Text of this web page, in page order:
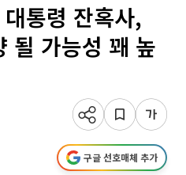
통령 잔혹사,
될 가능성 꽤 높
구글 선호매체 추가